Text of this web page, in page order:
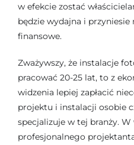
w efekcie zostać
będzie wydajna i
finansowe.
Zważywszy, że instalacje
pracować 20-25 lat, to z
widzenia lepiej zapłacić
projektu i instalacji osobie
specjalizuje w tej branży.
profesjonalnego